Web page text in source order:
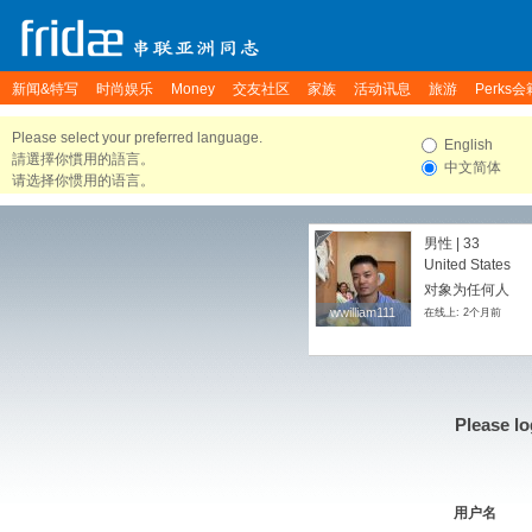
新闻&特写 时尚娱乐 Money 交友社区 家族 活动讯息 旅游 Perks会
Please select your preferred language.
請選擇你慣用的語言。
请选择你惯用的语言。
English
中文简体
wwilliam111
wwilliam111
男性 | 33
United States
对象为任何人
在线上: 2个月前
Please
用户名